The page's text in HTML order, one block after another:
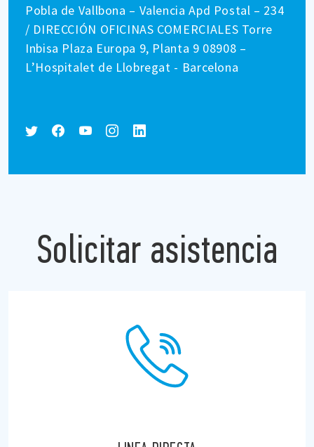
Pobla de Vallbona – Valencia Apd Postal – 234
/ DIRECCIÓN OFICINAS COMERCIALES Torre
Inbisa Plaza Europa 9, Planta 9 08908 –
L’Hospitalet de Llobregat - Barcelona
Solicitar asistencia